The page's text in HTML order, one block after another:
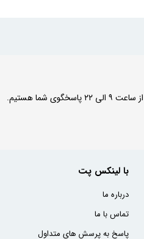
شما هستیم.
با لینکس پت
درباره ما
تماس با ما
پاسخ به پرسش های متداول